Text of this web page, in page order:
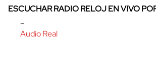
cerrar
ESCUCHAR RADIO RELOJ EN VIVO
–
Audio Real